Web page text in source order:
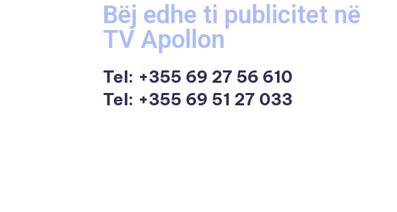
Bëj edhe ti publicitet në
TV Apollon
Tel: +355 69 27 56 610
Tel: +355 69 51 27 033